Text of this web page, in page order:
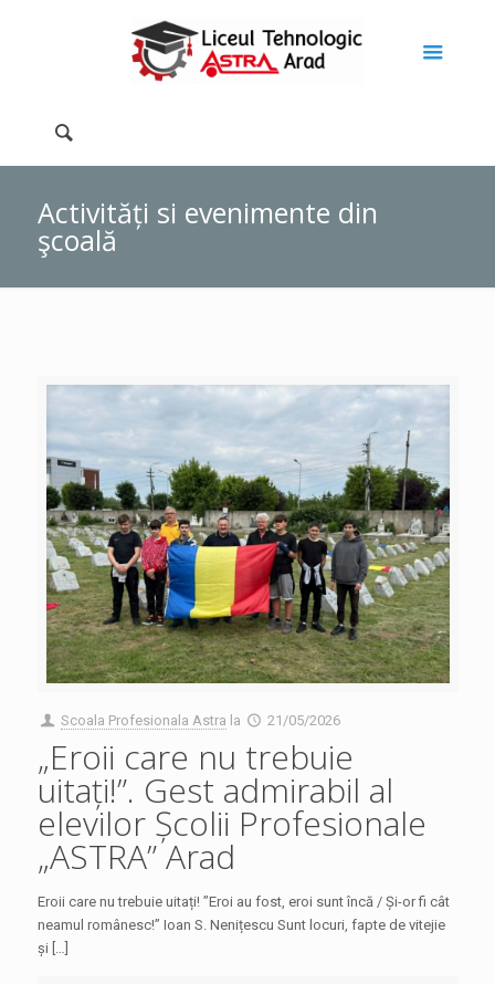
Activități si evenimente din
şcoală
Scoala Profesionala Astra la 21/05/2026
„Eroii care nu trebuie
uitați!”. Gest admirabil al
elevilor Școlii Profesionale
„ASTRA” Arad
Eroii care nu trebuie uitați! ”Eroi au fost, eroi sunt încă / Și-or fi cât
neamul românesc!” Ioan S. Nenițescu Sunt locuri, fapte de vitejie
și […]